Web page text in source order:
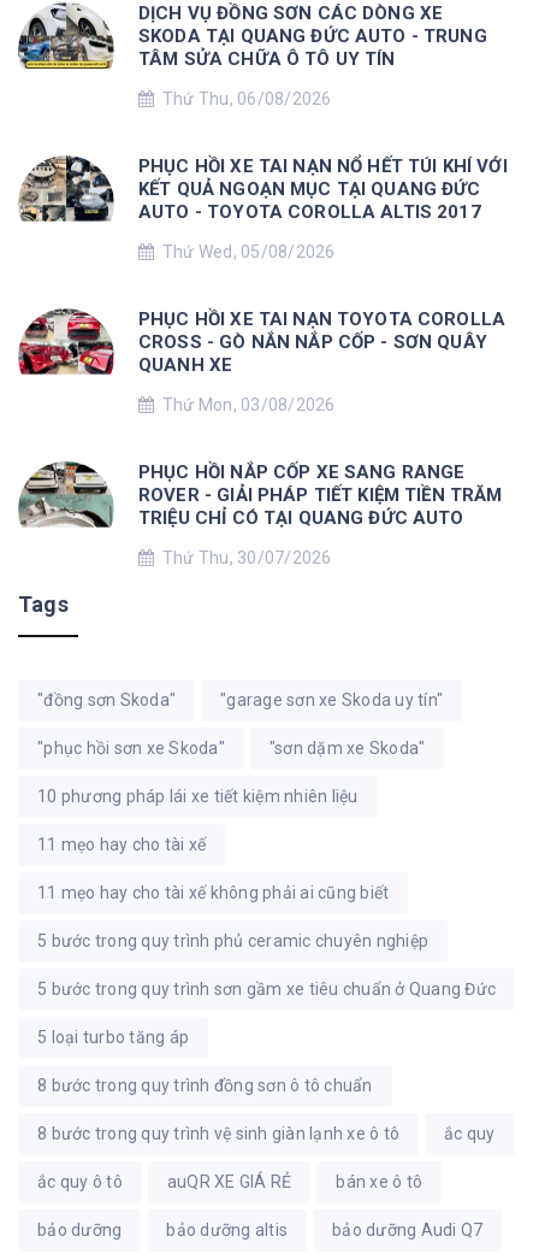
DỊCH VỤ ĐỒNG SƠN CÁC DÒNG XE
SKODA TẠI QUANG ĐỨC AUTO - TRUNG
TÂM SỬA CHỮA Ô TÔ UY TÍN
Thứ Thu, 06/08/2026
PHỤC HỒI XE TAI NẠN NỔ HẾT TÚI KHÍ VỚI
KẾT QUẢ NGOẠN MỤC TẠI QUANG ĐỨC
AUTO - TOYOTA COROLLA ALTIS 2017
Thứ Wed, 05/08/2026
PHỤC HỒI XE TAI NẠN TOYOTA COROLLA
CROSS - GÒ NẮN NẮP CỐP - SƠN QUÂY
QUANH XE
Thứ Mon, 03/08/2026
PHỤC HỒI NẮP CỐP XE SANG RANGE
ROVER - GIẢI PHÁP TIẾT KIỆM TIỀN TRĂM
TRIỆU CHỈ CÓ TẠI QUANG ĐỨC AUTO
Thứ Thu, 30/07/2026
Tags
"đồng sơn Skoda" "garage sơn xe Skoda uy tín"
"phục hồi sơn xe Skoda" "sơn dặm xe Skoda"
10 phương pháp lái xe tiết kiệm nhiên liệu
11 mẹo hay cho tài xế
11 mẹo hay cho tài xế không phải ai cũng biết
5 bước trong quy trình phủ ceramic chuyên nghiệp
5 bước trong quy trình sơn gầm xe tiêu chuẩn ở Quang Đức
5 loại turbo tăng áp
8 bước trong quy trình đồng sơn ô tô chuẩn
8 bước trong quy trình vệ sinh giàn lạnh xe ô tô ắc quy
ắc quy ô tô auQR XE GIÁ RẺ bán xe ô tô
bảo dưỡng bảo dưỡng altis bảo dưỡng Audi Q7